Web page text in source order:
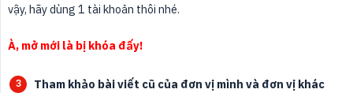
vậy, hãy dùng 1 tài khoản thôi nhé.
À, mở mới là bị khóa đấy!
Tham khảo bài viết cũ của đơn vị mình và đơn vị khác